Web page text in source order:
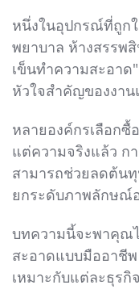
หนึ่งในอุปกรณ์ที่ถูก
พยาบาล ห้างสรรพ
เข็นทำความสะอาด
หัวใจสำคัญของงา
หลายองค์กรเลือกซื้
แต่ความจริงแล้ว ก
สามารถช่วยลดต้นทุ
ยกระดับภาพลักษณ์
บทความนี้จะพาคุณ
สะอาดแบบมืออาชี
เหมาะกับแต่ละธุรกิจ